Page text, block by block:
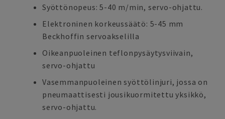
Syöttönopeus: 5-40 m/min, servo-ohjattu.
Elektroninen korkeussäätö: 5-45 mm
Beckhoffin servoakselilla
Oikeanpuoleinen teflonpysäytysviivain,
servo-ohjattu
Vasemmanpuoleinen syöttölinjuri, jossa on
pneumaattisesti jousikuormitettu yksikkö,
servo-ohjattu.